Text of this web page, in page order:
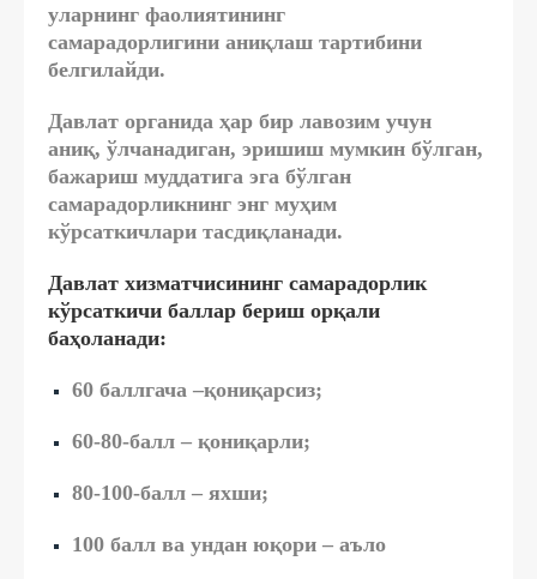
уларнинг фаолиятининг
самарадорлигини аниқлаш тартибини
белгилайди.
Давлат органида ҳар бир лавозим учун
аниқ, ўлчанадиган, эришиш мумкин бўлган,
бажариш муддатига эга бўлган
самарадорликнинг энг муҳим
кўрсаткичлари тасдиқланади.
Давлат хизматчисининг самарадорлик
кўрсаткичи баллар бериш орқали
баҳоланади:
60 баллгача –қониқарсиз;
60-80-балл – қониқарли;
80-100-балл – яхши;
100 балл ва ундан юқори – аъло